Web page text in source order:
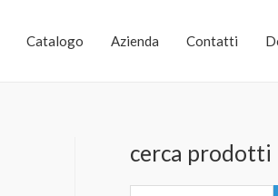
Catalogo Azienda Contatti
cerca prodotti